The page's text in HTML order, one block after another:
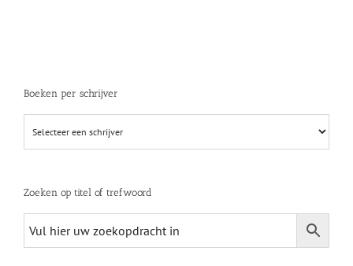
Boeken per schrijver
Zoeken op titel of trefwoord